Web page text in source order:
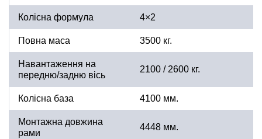
Колісна формула 4×2
Повна маса 3500 кг.
Навантаження на
передню/задню вісь
2100 / 2600 кг.
Колісна база 4100 мм.
Монтажна довжина
рами
4448 мм.